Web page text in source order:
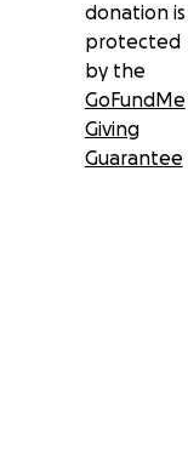
donation is
protected
by the
GoFundMe
Giving
Guarantee